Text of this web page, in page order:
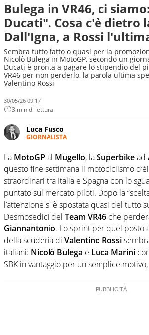
Bulega in VR46, ci
Ducati". Cosa c'è dietro
Dall'Igna, a Rossi
Sembra tutto fatto o quasi per la
Nicolò Bulega in MotoGP, secondo un
Ducati è pronta a pagare lo stipendio del
VR46 per non perderlo, la parola ultima
Valentino Rossi
30/05/26 09:17
3 min di lettura
Luca Fusco
GIORNALISTA
Giornalista multimediale. Quando si
lui sgasa, impenna, derapa. E
sul podio
La MotoGP al Mugello, laSuperbikead
questo fine settimana il motociclismo
straordinari tra Italia e Spagna con lo
puntato sul mercato piloti. Dopo la
l’attenzione si è spostata quasi del tutto
Desmosedici del Team VR46 che
Giannantonio. Lo sprint per quel posto
della scuderia di Valentino Rossi
italiani: Nicolò Bulega e Luca Marini
SBK in vantaggio per un semplice